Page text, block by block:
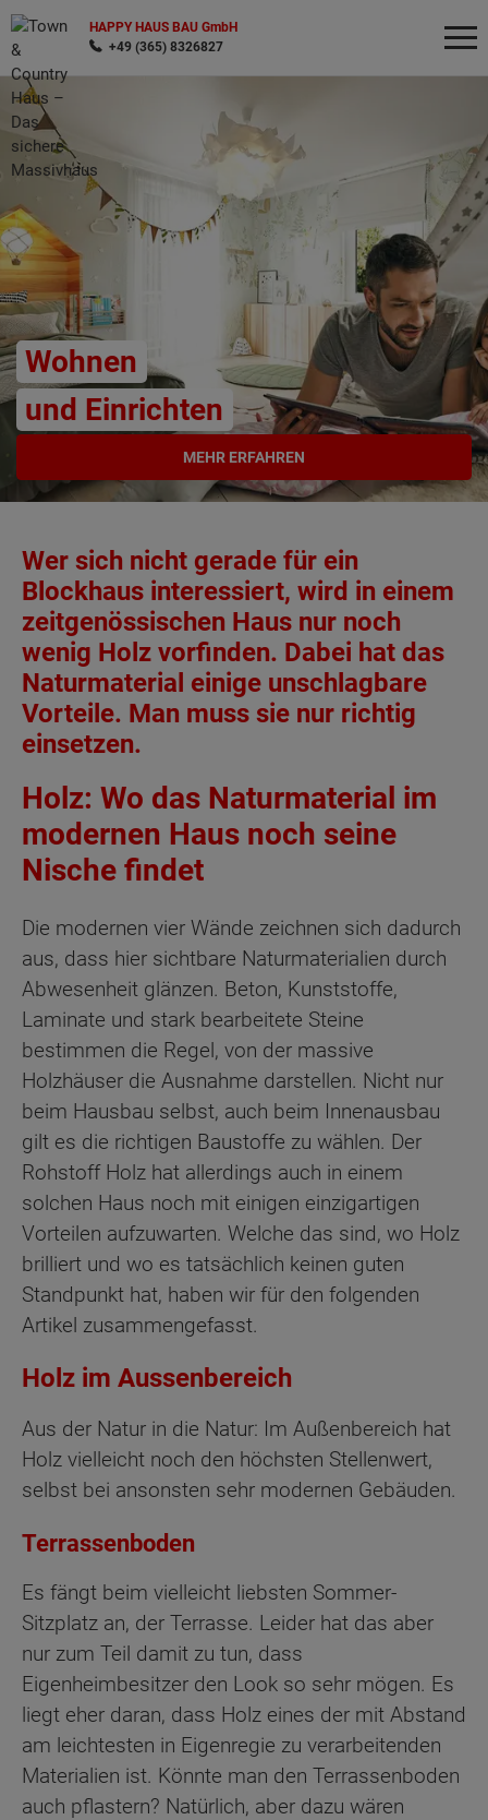
HAPPY HAUS BAU GmbH
+49 (365) 8326827
Wohnen
und Einrichten
MEHR ERFAHREN
Wer sich nicht gerade für ein
Blockhaus interessiert, wird in einem
zeitgenössischen Haus nur noch
wenig Holz vorfinden. Dabei hat das
Naturmaterial einige unschlagbare
Vorteile. Man muss sie nur richtig
einsetzen.
Holz: Wo das Naturmaterial im
modernen Haus noch seine
Nische findet
Die modernen vier Wände zeichnen sich dadurch
aus, dass hier sichtbare Naturmaterialien durch
Abwesenheit glänzen. Beton, Kunststoffe,
Laminate und stark bearbeitete Steine
bestimmen die Regel, von der massive
Holzhäuser die Ausnahme darstellen. Nicht nur
beim Hausbau selbst, auch beim Innenausbau
gilt es die richtigen Baustoffe zu wählen. Der
Rohstoff Holz hat allerdings auch in einem
solchen Haus noch mit einigen einzigartigen
Vorteilen aufzuwarten. Welche das sind, wo Holz
brilliert und wo es tatsächlich keinen guten
Standpunkt hat, haben wir für den folgenden
Artikel zusammengefasst.
Holz im Aussenbereich
Aus der Natur in die Natur: Im Außenbereich hat
Holz vielleicht noch den höchsten Stellenwert,
selbst bei ansonsten sehr modernen Gebäuden.
Terrassenboden
Es fängt beim vielleicht liebsten Sommer-
Sitzplatz an, der Terrasse. Leider hat das aber
nur zum Teil damit zu tun, dass
Eigenheimbesitzer den Look so sehr mögen. Es
liegt eher daran, dass Holz eines der mit Abstand
am leichtesten in Eigenregie zu verarbeitenden
Materialien ist. Könnte man den Terrassenboden
auch pflastern? Natürlich, aber dazu wären
Wonach möchten Sie suchen?